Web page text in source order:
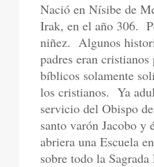
Nació en Nísibe de
Irak, en el año 306.
niñez. Algunos
padres eran
bíblicos solamente
los cristianos. Ya
servicio del Obispo
santo varón Jacobo y
abriera una Escuela
sobre todo la Sagrada